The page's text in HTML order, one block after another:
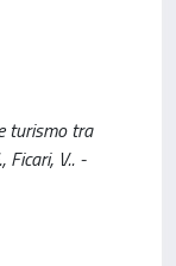
turismo tra
Ficari, V.. -